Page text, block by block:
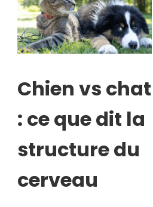
Chien vs chat
: ce que dit la
structure du
cerveau